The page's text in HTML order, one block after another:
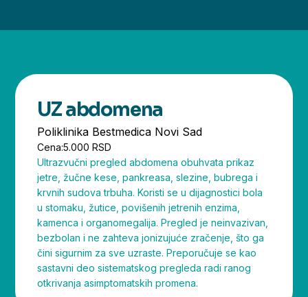
UZ abdomena
Poliklinika Bestmedica Novi Sad
Cena:5.000 RSD
Ultrazvučni pregled abdomena obuhvata prikaz
jetre, žučne kese, pankreasa, slezine, bubrega i
krvnih sudova trbuha. Koristi se u dijagnostici bola
u stomaku, žutice, povišenih jetrenih enzima,
kamenca i organomegalija. Pregled je neinvazivan,
bezbolan i ne zahteva jonizujuće zračenje, što ga
čini sigurnim za sve uzraste. Preporučuje se kao
sastavni deo sistematskog pregleda radi ranog
otkrivanja asimptomatskih promena.